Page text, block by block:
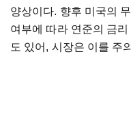
양상이다. 향후 미국의
여부에 따라 연준의 금
도 있어, 시장은 이를 주